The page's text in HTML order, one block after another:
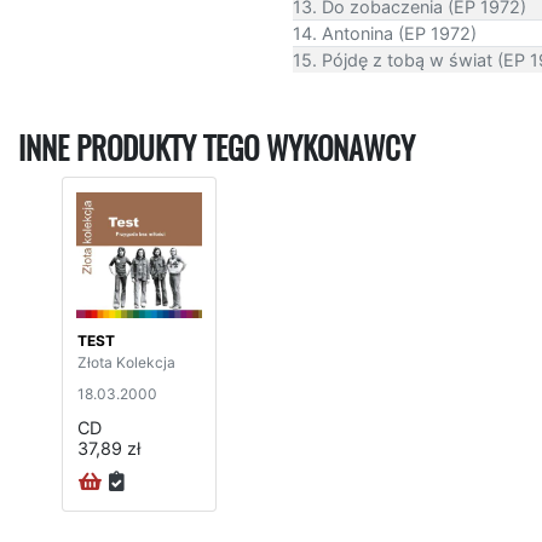
13. Do zobaczenia (EP 1972)
14. Antonina (EP 1972)
15. Pójdę z tobą w świat (EP
INNE PRODUKTY TEGO WYKONAWCY
TEST
Złota Kolekcja
18.03.2000
CD
37,89 zł